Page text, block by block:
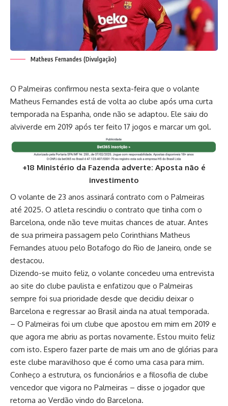
Matheus Fernandes (Divulgação)
O Palmeiras confirmou nesta sexta-feira que o volante
Matheus Fernandes está de volta ao clube após uma curta
temporada na Espanha, onde não se adaptou. Ele saiu do
alviverde em 2019 após ter feito 17 jogos e marcar um gol.
+18 Ministério da Fazenda adverte: Aposta não é
investimento
O volante de 23 anos assinará contrato com o Palmeiras
até 2025. O atleta rescindiu o contrato que tinha com o
Barcelona, onde não teve muitas chances de atuar. Antes
de sua primeira passagem pelo Corinthians Matheus
Fernandes atuou pelo Botafogo do Rio de Janeiro, onde se
destacou.
Dizendo-se muito feliz, o volante concedeu uma entrevista
ao site do clube paulista e enfatizou que o Palmeiras
sempre foi sua prioridade desde que decidiu deixar o
Barcelona e regressar ao Brasil ainda na atual temporada.
– O Palmeiras foi um clube que apostou em mim em 2019 e
que agora me abriu as portas novamente. Estou muito feliz
com isto. Espero fazer parte de mais um ano de glórias para
este clube maravilhoso que é como uma casa para mim.
Conheço a estrutura, os funcionários e a filosofia de clube
vencedor que vigora no Palmeiras – disse o jogador que
retorna ao Verdão vindo do Barcelona.